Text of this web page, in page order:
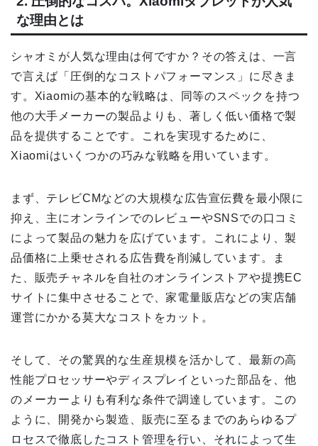
な理由とは
シャオミが人気な理由は何ですか？その答えは、一言
で言えば「圧倒的なコストパフォーマンス」に尽きま
す。Xiaomiの基本的な戦略は、同等のスペックを持つ
他の大手メーカーの製品よりも、著しく低い価格で製
品を提供することです。これを実現するために、
Xiaomiはいくつかの巧みな戦略を用いています。
まず、テレビCMなどの大規模な広告宣伝費を最小限に
抑え、主にオンラインでのレビューやSNSでの口コミ
によって製品の魅力を広げています。これにより、製
品価格に上乗せされる広告費を削減しています。ま
た、販売チャネルを自社のオンラインストアや提携EC
サイトに集中させることで、家電量販店などの実店舗
運営にかかる莫大なコストをカット。
そして、その驚異的な生産規模を活かして、最新の高
性能プロセッサーやディスプレイといった部品を、他
のメーカーよりも有利な条件で調達しています。この
ように、開発から製造、販売に至るまでのあらゆるプ
ロセスで徹底したコスト管理を行い、それによって生